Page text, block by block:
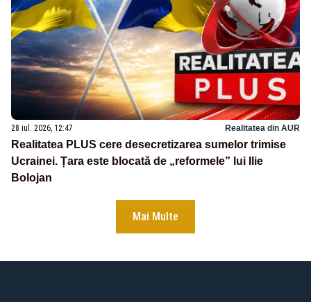
28 iul. 2026, 12:47 Realitatea din AUR
Realitatea PLUS cere desecretizarea sumelor trimise
Ucrainei. Țara este blocată de „reformele” lui Ilie
Bolojan
Mai Multe